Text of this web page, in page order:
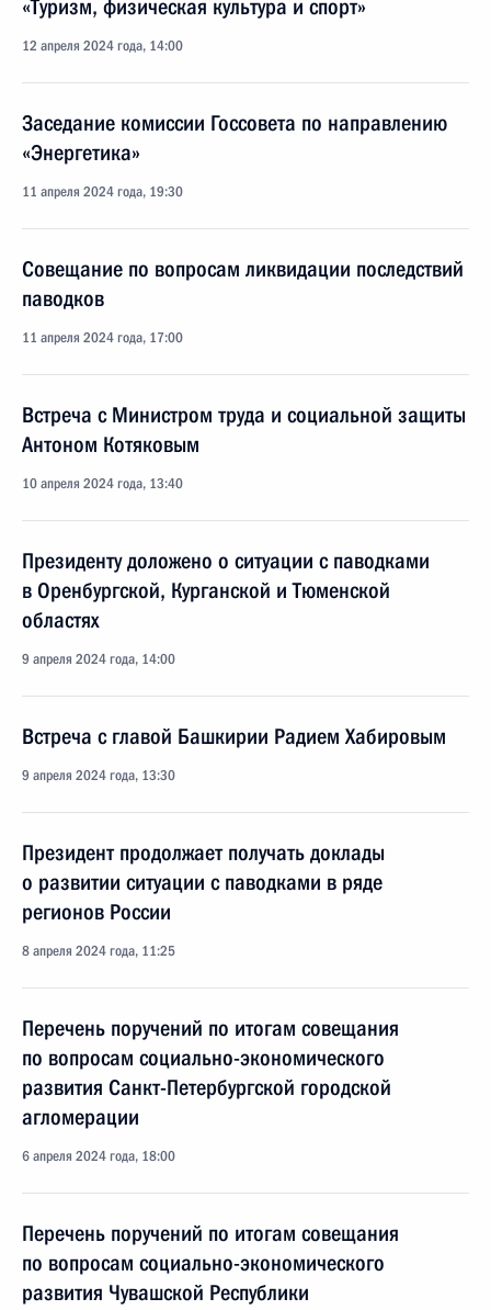
«Туризм, физическая культура и спорт»
12 апреля 2024 года, 14:00
Заседание комиссии Госсовета по направлению
«Энергетика»
11 апреля 2024 года, 19:30
Совещание по вопросам ликвидации последствий
паводков
11 апреля 2024 года, 17:00
Встреча с Министром труда и социальной защиты
Антоном Котяковым
10 апреля 2024 года, 13:40
Президенту доложено о ситуации с паводками
в Оренбургской, Курганской и Тюменской
областях
9 апреля 2024 года, 14:00
Встреча с главой Башкирии Радием Хабировым
9 апреля 2024 года, 13:30
Президент продолжает получать доклады
о развитии ситуации с паводками в ряде
регионов России
8 апреля 2024 года, 11:25
Перечень поручений по итогам совещания
по вопросам социально-экономического
развития Санкт-Петербургской городской
агломерации
6 апреля 2024 года, 18:00
Перечень поручений по итогам совещания
по вопросам социально-экономического
развития Чувашской Республики